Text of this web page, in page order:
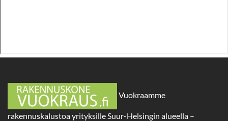
Vuokraamme
rakennuskalustoa yrityksille Suur-Helsingin alueella –